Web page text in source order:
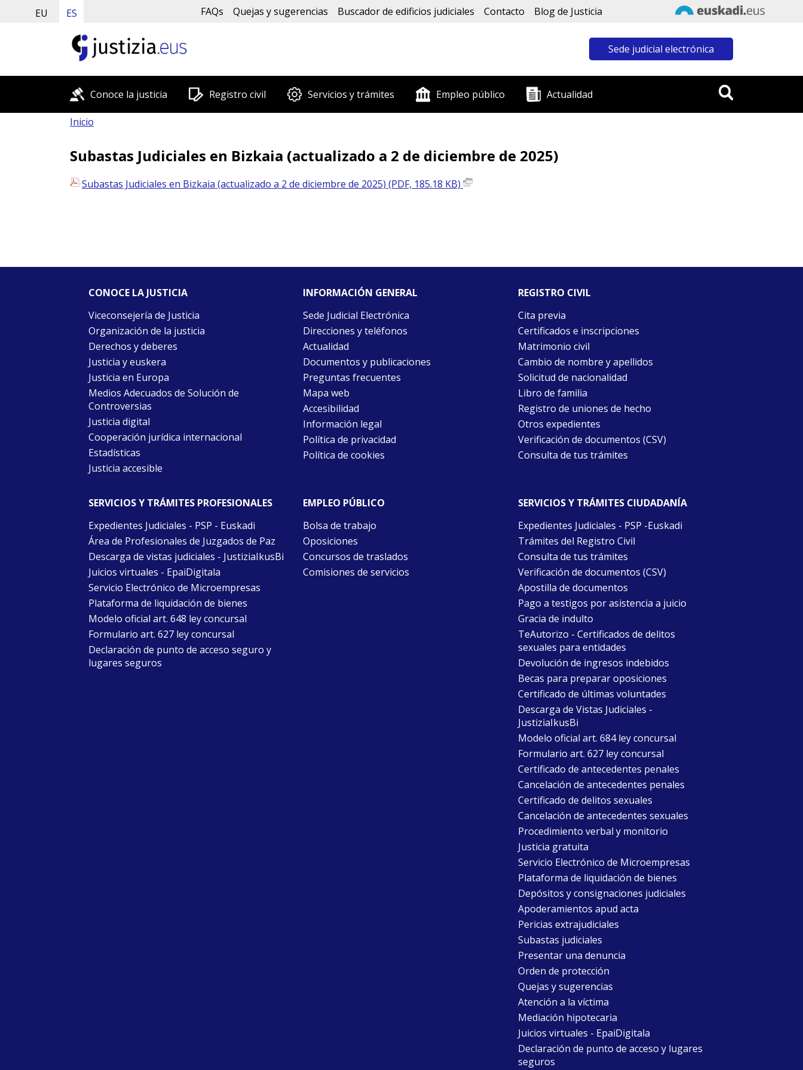
EU ES FAQs Quejas y sugerencias Buscador de edificios judiciales Contacto Blog de Justicia
Sede judicial electrónica
Conoce la justicia Registro civil Servicios y trámites Empleo público Actualidad
Inicio
Subastas Judiciales en Bizkaia (actualizado a 2 de diciembre de 2025)
Subastas Judiciales en Bizkaia (actualizado a 2 de diciembre de 2025) (PDF, 185.18 KB)
CONOCE LA JUSTICIA
Viceconsejería de Justicia
Organización de la justicia
Derechos y deberes
Justicia y euskera
Justicia en Europa
Medios Adecuados de Solución de
Controversias
Justicia digital
Cooperación jurídica internacional
Estadísticas
Justicia accesible
INFORMACIÓN GENERAL
Sede Judicial Electrónica
Direcciones y teléfonos
Actualidad
Documentos y publicaciones
Preguntas frecuentes
Mapa web
Accesibilidad
Información legal
Política de privacidad
Política de cookies
REGISTRO CIVIL
Cita previa
Certificados e inscripciones
Matrimonio civil
Cambio de nombre y apellidos
Solicitud de nacionalidad
Libro de familia
Registro de uniones de hecho
Otros expedientes
Verificación de documentos (CSV)
Consulta de tus trámites
SERVICIOS Y TRÁMITES PROFESIONALES
Expedientes Judiciales - PSP - Euskadi
Área de Profesionales de Juzgados de Paz
Descarga de vistas judiciales - JustiziaIkusBi
Juicios virtuales - EpaiDigitala
Servicio Electrónico de Microempresas
Plataforma de liquidación de bienes
Modelo oficial art. 648 ley concursal
Formulario art. 627 ley concursal
Declaración de punto de acceso seguro y
lugares seguros
EMPLEO PÚBLICO
Bolsa de trabajo
Oposiciones
Concursos de traslados
Comisiones de servicios
SERVICIOS Y TRÁMITES CIUDADANÍA
Expedientes Judiciales - PSP -Euskadi
Trámites del Registro Civil
Consulta de tus trámites
Verificación de documentos (CSV)
Apostilla de documentos
Pago a testigos por asistencia a juicio
Gracia de indulto
TeAutorizo - Certificados de delitos
sexuales para entidades
Devolución de ingresos indebidos
Becas para preparar oposiciones
Certificado de últimas voluntades
Descarga de Vistas Judiciales -
JustiziaIkusBi
Modelo oficial art. 684 ley concursal
Formulario art. 627 ley concursal
Certificado de antecedentes penales
Cancelación de antecedentes penales
Certificado de delitos sexuales
Cancelación de antecedentes sexuales
Procedimiento verbal y monitorio
Justicia gratuita
Servicio Electrónico de Microempresas
Plataforma de liquidación de bienes
Depósitos y consignaciones judiciales
Apoderamientos apud acta
Pericias extrajudiciales
Subastas judiciales
Presentar una denuncia
Orden de protección
Quejas y sugerencias
Atención a la víctima
Mediación hipotecaria
Juicios virtuales - EpaiDigitala
Declaración de punto de acceso y lugares
seguros